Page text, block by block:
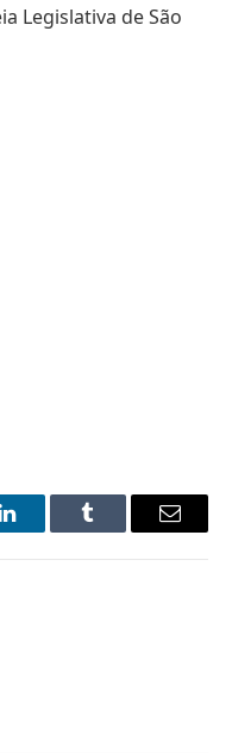
Legislativa de São
LinkedInTumblr Email